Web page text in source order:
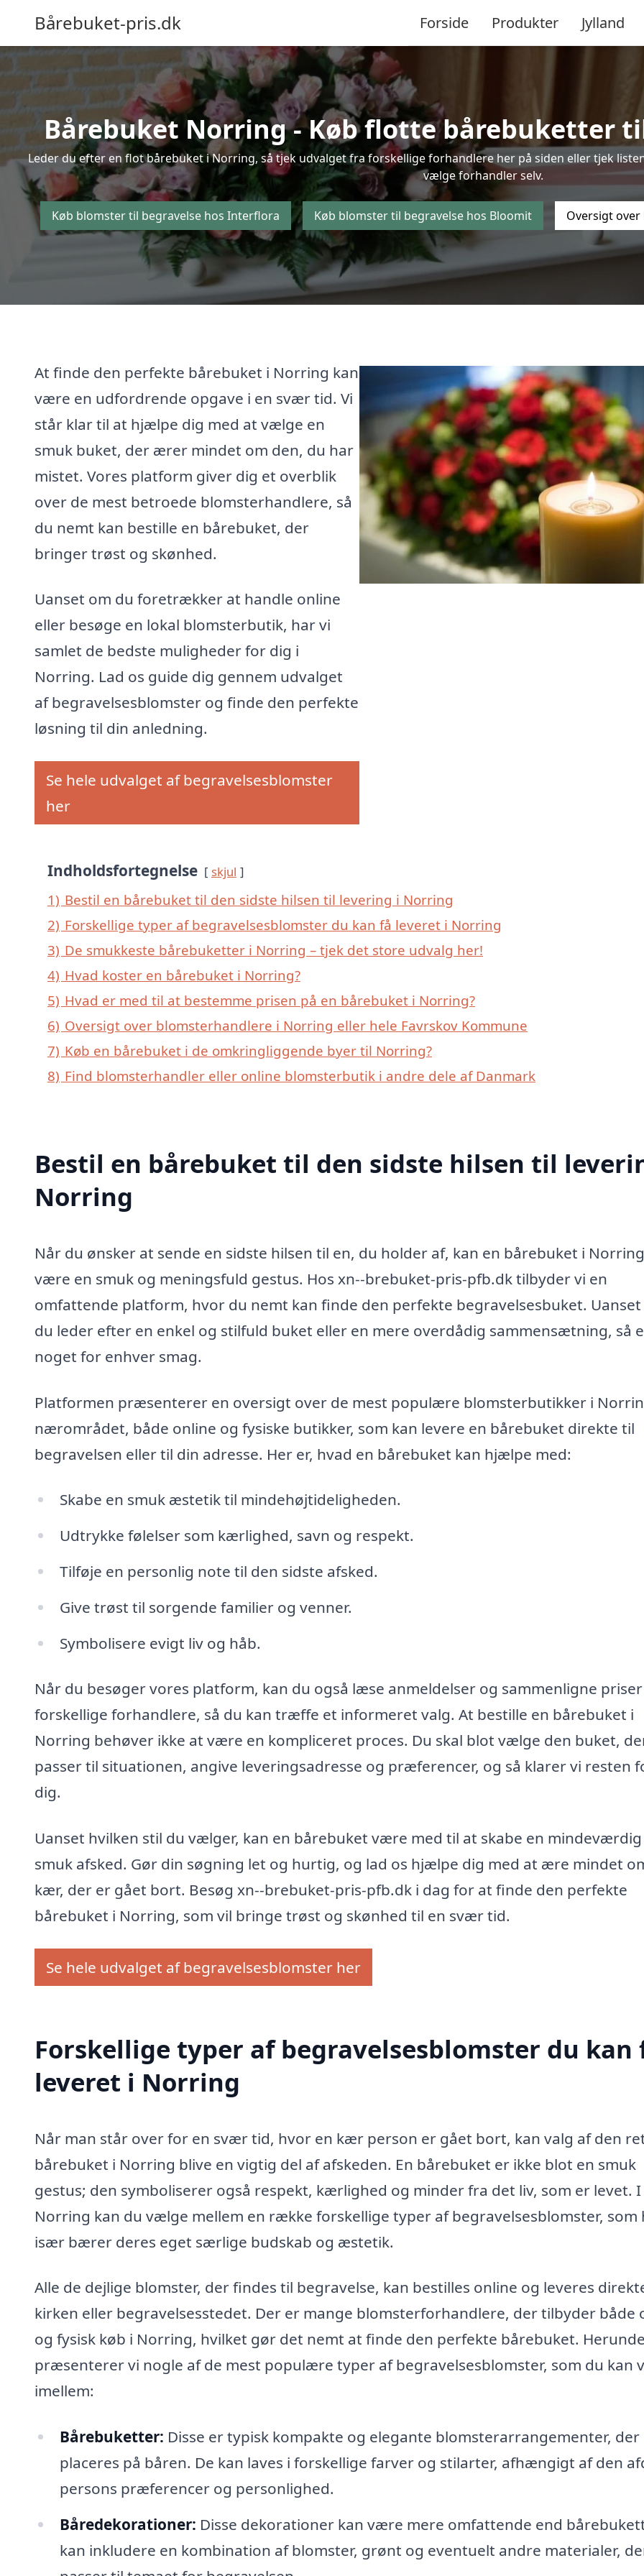
Bårebuket-pris.dk Forside Produkter Jylland
Bårebuket Norring - Køb flotte bårebuketter
Leder du efter en flot bårebuket i Norring, så tjek udvalget fra forskellige forhandlere her på siden eller tjek
vælge forhandler selv.
Køb blomster til begravelse hos Interflora Køb blomster til begravelse hos Bloomit Oversigt
At finde den perfekte bårebuket i Norring kan
være en udfordrende opgave i en svær tid. Vi
står klar til at hjælpe dig med at vælge en
smuk buket, der ærer mindet om den, du har
mistet. Vores platform giver dig et overblik
over de mest betroede blomsterhandlere, så
du nemt kan bestille en bårebuket, der
bringer trøst og skønhed.
Uanset om du foretrækker at handle online
eller besøge en lokal blomsterbutik, har vi
samlet de bedste muligheder for dig i
Norring. Lad os guide dig gennem udvalget
af begravelsesblomster og finde den perfekte
løsning til din anledning.
Se hele udvalget af begravelsesblomster
her
Indholdsfortegnelse skjul
1) Bestil en bårebuket til den sidste hilsen til levering i Norring
2) Forskellige typer af begravelsesblomster du kan få leveret i Norring
3) De smukkeste bårebuketter i Norring – tjek det store udvalg her!
4) Hvad koster en bårebuket i Norring?
5) Hvad er med til at bestemme prisen på en bårebuket i Norring?
6) Oversigt over blomsterhandlere i Norring eller hele Favrskov Kommune
7) Køb en bårebuket i de omkringliggende byer til Norring?
8) Find blomsterhandler eller online blomsterbutik i andre dele af Danmark
Bestil en bårebuket til den sidste hilsen til
Norring
Når du ønsker at sende en sidste hilsen til en, du holder af, kan en bårebuket i Norring
være en smuk og meningsfuld gestus. Hos xn--brebuket-pris-pfb.dk tilbyder vi en
omfattende platform, hvor du nemt kan finde den perfekte begravelsesbuket. Uanset
du leder efter en enkel og stilfuld buket eller en mere overdådig sammensætning, så
noget for enhver smag.
Platformen præsenterer en oversigt over de mest populære blomsterbutikker i
nærområdet, både online og fysiske butikker, som kan levere en bårebuket direkte til
begravelsen eller til din adresse. Her er, hvad en bårebuket kan hjælpe med:
Skabe en smuk æstetik til mindehøjtideligheden.
Udtrykke følelser som kærlighed, savn og respekt.
Tilføje en personlig note til den sidste afsked.
Give trøst til sorgende familier og venner.
Symbolisere evigt liv og håb.
Når du besøger vores platform, kan du også læse anmeldelser og sammenligne
forskellige forhandlere, så du kan træffe et informeret valg. At bestille en bårebuket i
Norring behøver ikke at være en kompliceret proces. Du skal blot vælge den buket,
passer til situationen, angive leveringsadresse og præferencer, og så klarer vi resten
dig.
Uanset hvilken stil du vælger, kan en bårebuket være med til at skabe en
smuk afsked. Gør din søgning let og hurtig, og lad os hjælpe dig med at ære mindet
kær, der er gået bort. Besøg xn--brebuket-pris-pfb.dk i dag for at finde den perfekte
bårebuket i Norring, som vil bringe trøst og skønhed til en svær tid.
Se hele udvalget af begravelsesblomster her
Forskellige typer af begravelsesblomster du kan
leveret i Norring
Når man står over for en svær tid, hvor en kær person er gået bort, kan valg af den
bårebuket i Norring blive en vigtig del af afskeden. En bårebuket er ikke blot en smuk
gestus; den symboliserer også respekt, kærlighed og minder fra det liv, som er levet. I
Norring kan du vælge mellem en række forskellige typer af begravelsesblomster, som
især bærer deres eget særlige budskab og æstetik.
Alle de dejlige blomster, der findes til begravelse, kan bestilles online og leveres
kirken eller begravelsesstedet. Der er mange blomsterforhandlere, der tilbyder både
og fysisk køb i Norring, hvilket gør det nemt at finde den perfekte bårebuket.
præsenterer vi nogle af de mest populære typer af begravelsesblomster, som du kan
imellem:
Bårebuketter: Disse er typisk kompakte og elegante blomsterarrangementer, der
placeres på båren. De kan laves i forskellige farver og stilarter, afhængigt af den
persons præferencer og personlighed.
Båredekorationer: Disse dekorationer kan være mere omfattende end
kan inkludere en kombination af blomster, grønt og eventuelt andre materialer,